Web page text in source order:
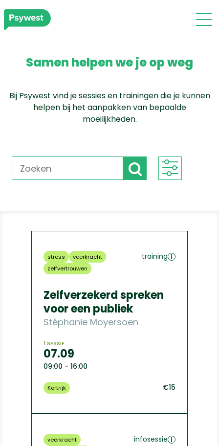
Samen helpen we je op weg
Bij Psywest vind je sessies en trainingen die je kunnen
helpen bij het aanpakken van bepaalde
moeilijkheden.
stress
veerkracht
zelfvertrouwen
training
Zelfverzekerd spreken
voor een publiek
Stéphanie Moyersoen
1 SESSIE
07.09
09:00 - 16:00
Kortrijk €15
veerkracht
infosessie